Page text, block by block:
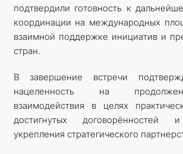
подтвердили готовность к
координации на международных
взаимной поддержке инициатив и
стран.
В завершение встречи
нацеленность на
взаимодействия в целях
достигнутых договорённостей
укрепления стратегического